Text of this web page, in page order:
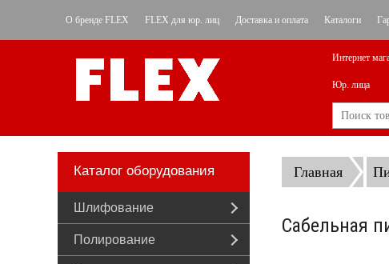
О бренде FLEX FLEX для юр. лиц Доставка и оплата Каталоги
Интернет
Юр. лица
Каталог оборудования
Шлифование
Полирование
Главная
Сабельная